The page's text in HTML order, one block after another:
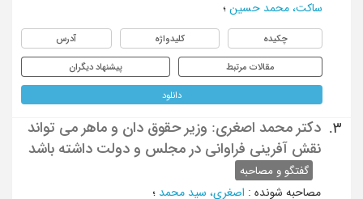
ساکت، محمد حسین ؛
چکیده کلیدواژه آدرس
مقالات مرتبط پیشنهاد دیگران
دانلود
3.
دکتر محمد اصغری: وزیر حقوق دان و ماهر می تواند
نقش آفرینی فراوانی در مجلس و دولت داشته باشد
گفتگو و مصاحبه
مصاحبه شونده : اصغری، سید محمد ؛